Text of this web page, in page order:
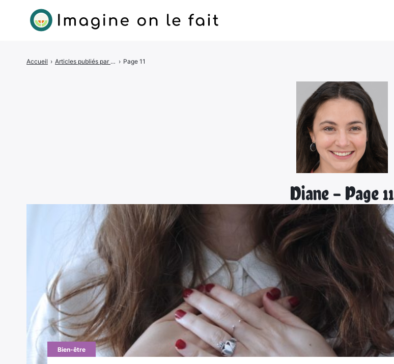
Diane - Page 11
Accueil › Articles publiés par Diane › Page 11
Bien-être